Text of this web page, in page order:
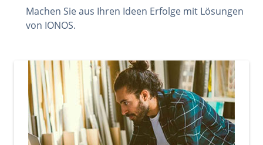
Machen Sie aus Ihren Ideen Erfolge mit Lösungen
von IONOS.